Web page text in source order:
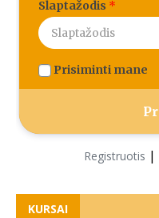
Slaptažodis *
Prisiminti mane
Registruotis |
KURSAI